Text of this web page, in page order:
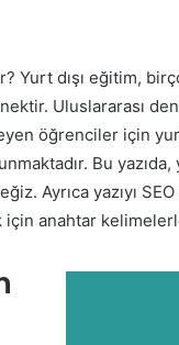
Yurt dışı eğitim,
Uluslararası
öğrenciler için
Bu
Ayrıca yazıyı
için anahtar